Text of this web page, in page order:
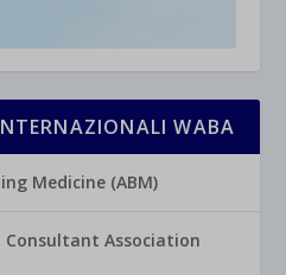
WABA
Medicine (ABM)
Association